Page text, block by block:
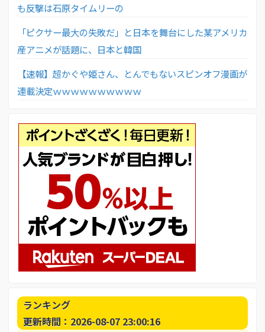
も反撃は石原タイムリーの
「ピクサー最大の失敗だ」と日本を舞台にした某アメリカ
産アニメが話題に、日本と韓国
【速報】超かぐや姫さん、とんでもないスピンオフ漫画が
連載決定ｗｗｗｗｗｗｗｗｗｗ
ランキング
更新時間：2026-08-07 23:00:16